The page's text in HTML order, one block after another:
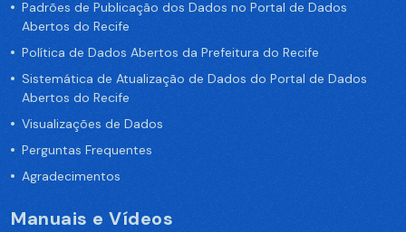
Padrões de Publicação dos Dados no Portal de Dados
Abertos do Recife
Política de Dados Abertos da Prefeitura do Recife
Sistemática de Atualização de Dados do Portal de Dados
Abertos do Recife
Visualizações de Dados
Perguntas Frequentes
Agradecimentos
Manuais e Vídeos